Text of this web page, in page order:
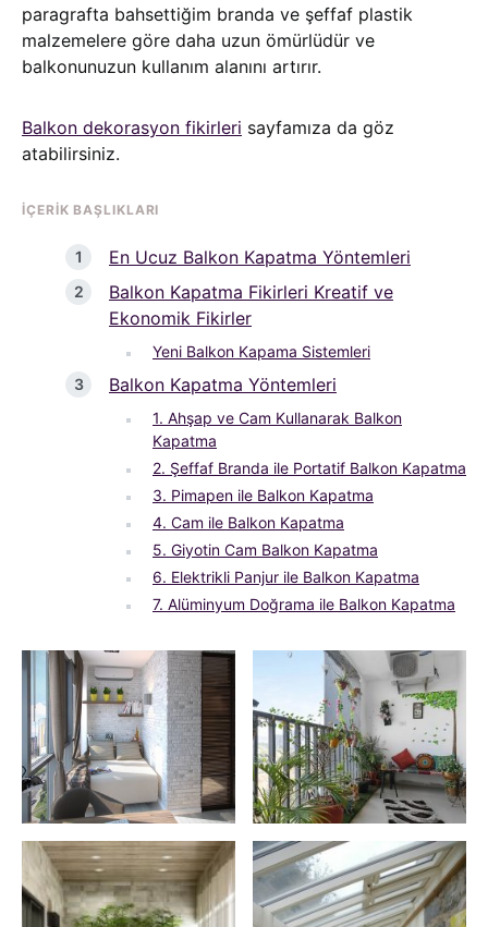
paragrafta bahsettiğim branda ve şeffaf plastik
malzemelere göre daha uzun ömürlüdür ve
balkonunuzun kullanım alanını artırır.
Balkon dekorasyon fikirleri sayfamıza da göz
atabilirsiniz.
İÇERIK BAŞLIKLARI
En Ucuz Balkon Kapatma Yöntemleri
Balkon Kapatma Fikirleri Kreatif ve
Ekonomik Fikirler
Yeni Balkon Kapama Sistemleri
Balkon Kapatma Yöntemleri
1. Ahşap ve Cam Kullanarak Balkon
Kapatma
2. Şeffaf Branda ile Portatif Balkon Kapatma
3. Pimapen ile Balkon Kapatma
4. Cam ile Balkon Kapatma
5. Giyotin Cam Balkon Kapatma
6. Elektrikli Panjur ile Balkon Kapatma
7. Alüminyum Doğrama ile Balkon Kapatma